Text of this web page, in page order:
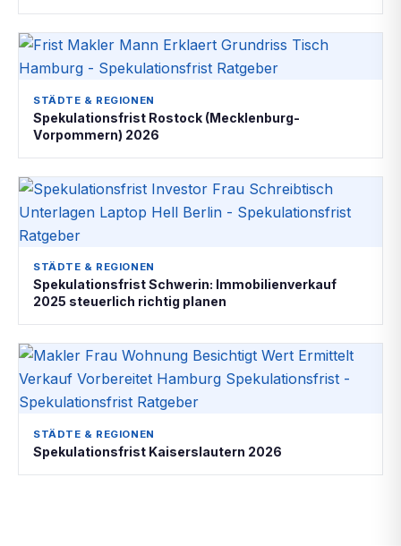
STÄDTE & REGIONEN
Spekulationsfrist Rostock (Mecklenburg-
Vorpommern) 2026
STÄDTE & REGIONEN
Spekulationsfrist Schwerin: Immobilienverkauf
2025 steuerlich richtig planen
STÄDTE & REGIONEN
Spekulationsfrist Kaiserslautern 2026